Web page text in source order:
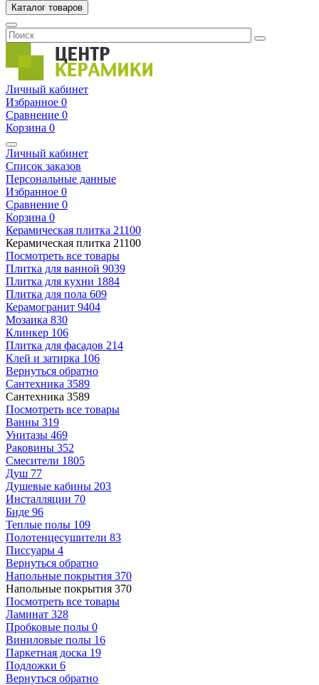
Каталог товаров
Личный кабинет
Избранное 0
Сравнение 0
Корзина 0
Личный кабинет
Список заказов
Персональные данные
Избранное 0
Сравнение 0
Корзина 0
Керамическая плитка 21100
Керамическая плитка 21100
Посмотреть все товары
Плитка для ванной 9039
Плитка для кухни 1884
Плитка для пола 609
Керамогранит 9404
Мозаика 830
Клинкер 106
Плитка для фасадов 214
Клей и затирка 106
Вернуться обратно
Сантехника 3589
Сантехника 3589
Посмотреть все товары
Ванны 319
Унитазы 469
Раковины 352
Смесители 1805
Душ 77
Душевые кабины 203
Инсталляции 70
Биде 96
Теплые полы 109
Полотенцесушители 83
Писсуары 4
Вернуться обратно
Напольные покрытия 370
Напольные покрытия 370
Посмотреть все товары
Ламинат 328
Пробковые полы 0
Виниловые полы 16
Паркетная доска 19
Подложки 6
Вернуться обратно